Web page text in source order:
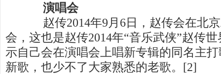
演唱会
赵传2014年9月6日，赵传会在北京
会，这也是赵传2014年“音乐武侠”赵传
示自己会在演唱会上唱新专辑的同名主
新歌，也少不了大家熟悉的老歌。[2]